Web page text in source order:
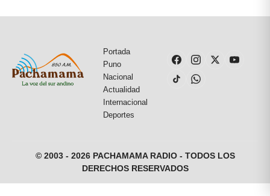
Portada
Puno
Nacional
Actualidad
Internacional
Deportes
© 2003 - 2026 PACHAMAMA RADIO - TODOS LOS
DERECHOS RESERVADOS